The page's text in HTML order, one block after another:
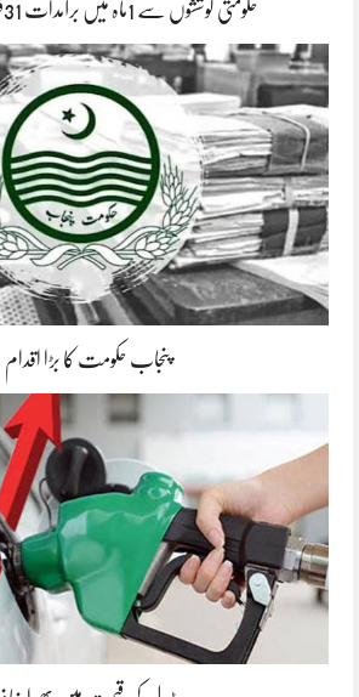
حکومتی کوششوں سے 1ماہ میں برآمدات 31فیصد بڑھ گئیں
پنجاب حکومت کا بڑا اقدام